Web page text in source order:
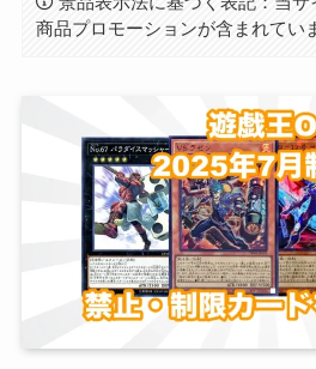
商品プロモーションが含まれてい